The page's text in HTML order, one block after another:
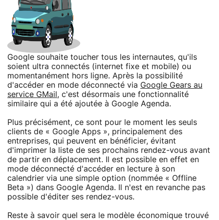
Google souhaite toucher tous les internautes, qu'ils
soient ultra connectés (internet fixe et mobile) ou
momentanément hors ligne. Après la possibilité
d'accéder en mode déconnecté via Google Gears au
service GMail , c'est désormais une fonctionnalité
similaire qui a été ajoutée à Google Agenda.
Plus précisément, ce sont pour le moment les seuls
clients de « Google Apps », principalement des
entreprises, qui peuvent en bénéficier, évitant
d'imprimer la liste de ses prochains rendez-vous avant
de partir en déplacement. Il est possible en effet en
mode déconnecté d'accéder en lecture à son
calendrier via une simple option (nommée « Offline
Beta ») dans Google Agenda. Il n'est en revanche pas
possible d'éditer ses rendez-vous.
Reste à savoir quel sera le modèle économique trouvé